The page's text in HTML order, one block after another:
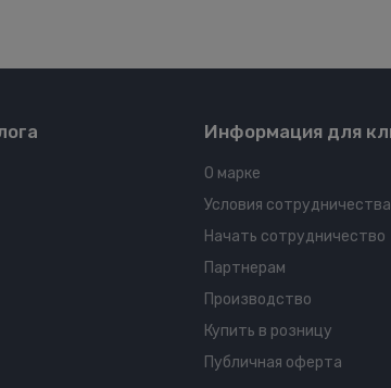
Информация для
О марке
Условия сотрудничества
Начать сотрудничество
Партнерам
Производство
Купить в розницу
Публичная оферта